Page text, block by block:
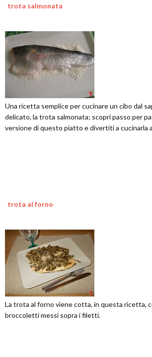
trota salmonata
Una ricetta semplice per cucinare un cibo dal
delicato, la trota salmonata; scopri passo per
versione di questo piatto e divertiti a cucinarla
trota al forno
La trota al forno viene cotta, in questa ricetta,
broccoletti messi sopra i filetti.